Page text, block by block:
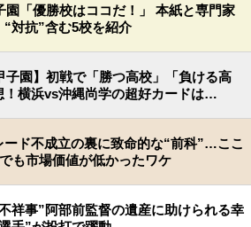
園「優勝校はココだ！」 本紙と専門家
対抗”含む5校を紹介
子園】初戦で「勝つ高校」「負ける高
！横浜vs沖縄尚学の超好カードは…
ード不成立の裏に致命的な“前科”…ここ
も市場価値が低かったワケ
祥事”阿部前監督の遺産に助けられる幸